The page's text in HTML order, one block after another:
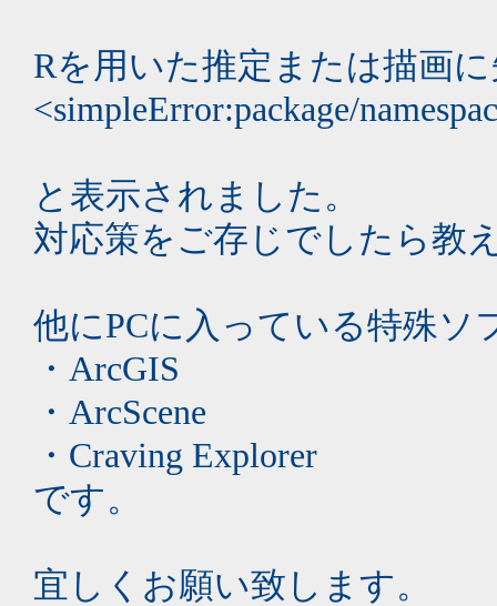
Rを用いた推定または描画
<simpleError:package/
と表示されました。
対応策をご存じでしたら教
他にPCに入っている特殊ソ
・ArcGIS
・ArcScene
・Craving Explorer
です。
宜しくお願い致します。